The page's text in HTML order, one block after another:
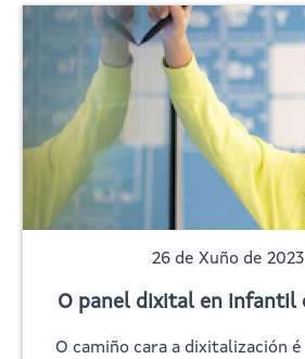
26 de Xuño de 2023
O panel dixital en infantil
O camiño cara a dixitalización